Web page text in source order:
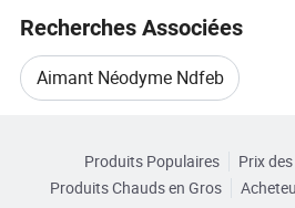
La température
N48-
N52
60ºC
35M-
33h-
Recherches Associées
Aimant Néodyme Ndfeb
Aimant Permanent En Néodyme
Parcourir par Catégories
Produits Populaires
Prix
Produits Chauds en Gros